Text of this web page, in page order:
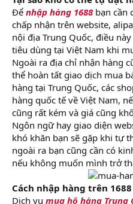
Để nhập hàng 1688bạn cần
chấp nhận trên website,
nội địa Trung Quốc, điều
tiêu dùng tại Việt Nam khi
Ngoài ra địa chỉ nhận hàng
thể hoàn tất giao dịch mua
hàng tại Trung Quốc, các
hàng quốc tế về Việt Nam,
cũng rất kém và giá cũng
Ngôn ngữ hay giao diện
khó khăn bạn sẽ gặp khi tự
ngoài ra bạn cũng cần có
nếu không muốn mình trở
Cách nhập hàng trên
Dịch vụ mua hộ hàng Trung